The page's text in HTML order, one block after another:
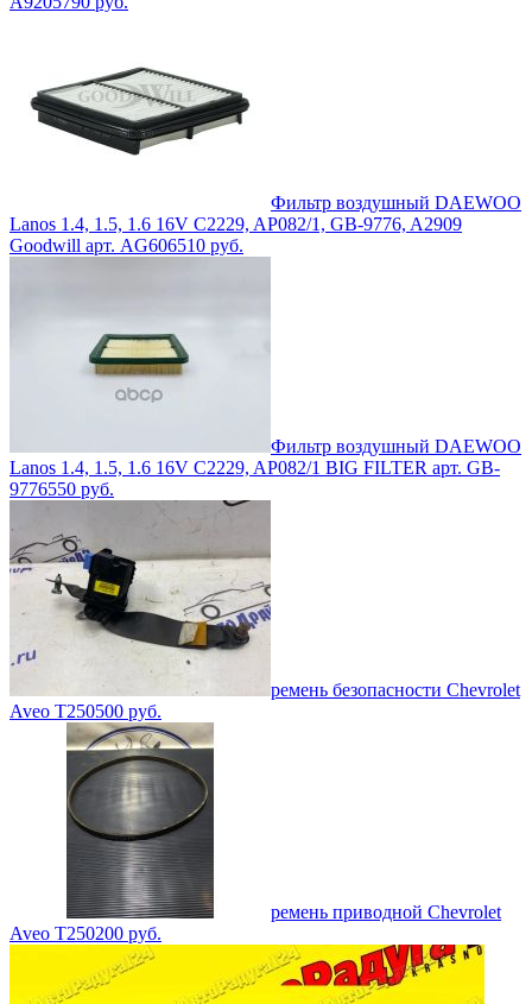
Фильтр воздушный DAEWOO
Lanos 1.4, 1.5, 1.6 16V C2229, AP082/1, GB-9776, A2909
Goodwill арт. AG606510 руб.
Фильтр воздушный DAEWOO
Lanos 1.4, 1.5, 1.6 16V C2229, AP082/1 BIG FILTER арт. GB-
9776550 руб.
ремень безопасности Chevrolet
Aveo T250500 руб.
ремень приводной Chevrolet
Aveo T250200 руб.